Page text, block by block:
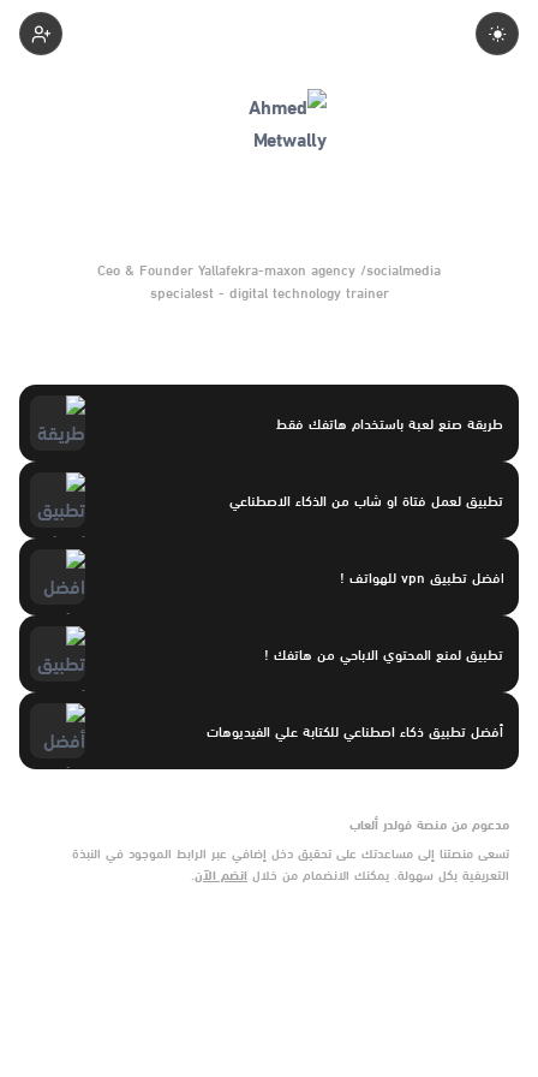
Ceo & Founder Yallafekra-maxon agency /socialmedia
specialest - digital technology trainer
طريقة صنع لعبة باستخدام هاتفك فقط
تطبيق لعمل فتاة او شاب من الذكاء الاصطناعي
افضل تطبيق vpn للهواتف !
تطبيق لمنع المحتوي الاباحي من هاتفك !
أفضل تطبيق ذكاء اصطناعي للكتابة علي الفيديوهات
مدعوم من منصة فولدر ألعاب
تسعى منصتنا إلى مساعدتك على تحقيق دخل إضافي عبر الرابط الموجود في النبذة
التعريفية بكل سهولة. يمكنك الانضمام من خلال انضم الآن